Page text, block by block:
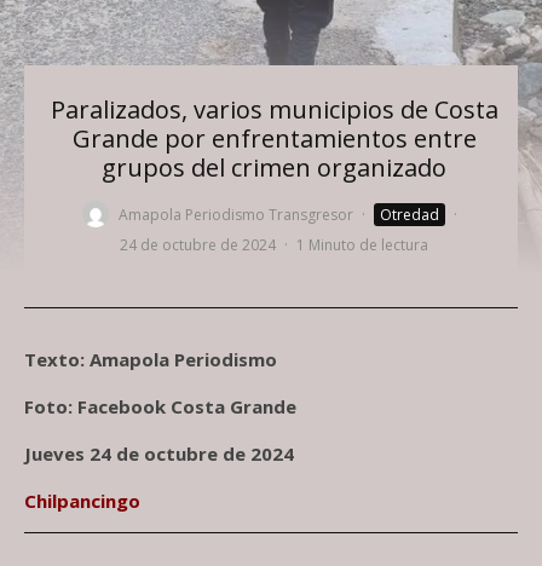
Paralizados, varios municipios de Costa
Grande por enfrentamientos entre
grupos del crimen organizado
Amapola Periodismo Transgresor · Otredad
·
24 de octubre de 2024 · 1 Minuto de lectura
Texto: Amapola Periodismo
Foto: Facebook Costa Grande
Jueves 24 de octubre de 2024
Chilpancingo